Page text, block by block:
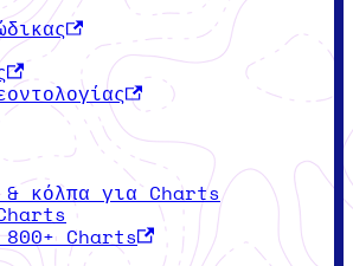
& κόλπα για Charts
800+ Charts